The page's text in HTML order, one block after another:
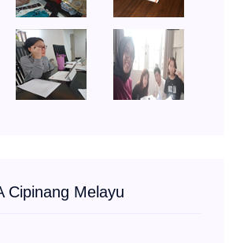
Cipinang Melayu